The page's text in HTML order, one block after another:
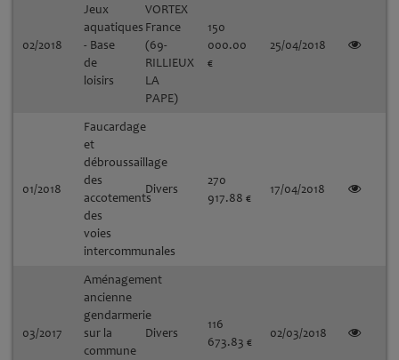
02/2018
Jeux
aquatiques
- Base
de
loisirs
VORTEX
France
(69-
RILLIEUX
LA
PAPE)
150
000.00
€
25/04/2018
01/2018
Faucardage
et
débroussaillage
des
accotements
des
voies
intercommunales
Divers
270
917.88 €
17/04/2018
03/2017
Aménagement
ancienne
gendarmerie
sur la
commune
Divers
116
673.83 €
02/03/2018